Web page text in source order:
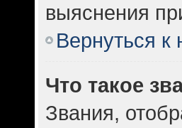
выяснения
Вернуться к
Что такое
Звания,